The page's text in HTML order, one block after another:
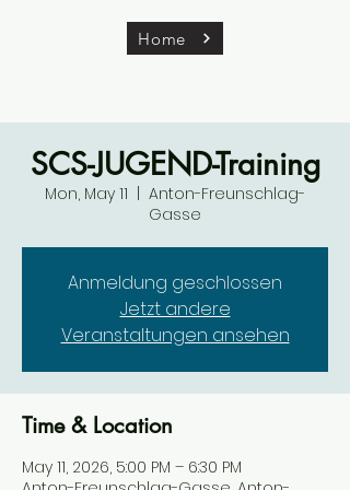
Home
SCS-JUGEND-Training
Mon, May 11
Anton-Freunschlag-
Gasse
Anmeldung geschlossen
Jetzt andere
Veranstaltungen ansehen
Time & Location
May 11, 2026, 5:00 PM – 6:30 PM